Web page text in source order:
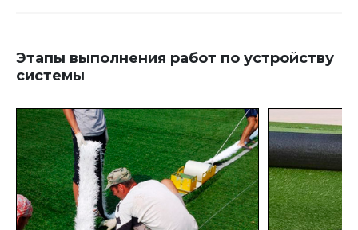
Этапы выполнения работ по устройству
системы